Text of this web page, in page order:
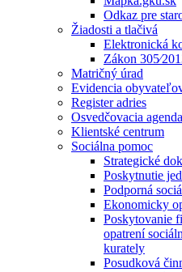
Odkaz pre
Žiadosti a tlačivá
Elektronická
Zákon
Matričný úrad
Evidencia
Register adries
Osvedčovacia agenda
Klientské centrum
Sociálna pomoc
Strategické
Poskytnutie
Podporná
Ekonomicky
Poskytovanie
opatrení
kurately
Posudková